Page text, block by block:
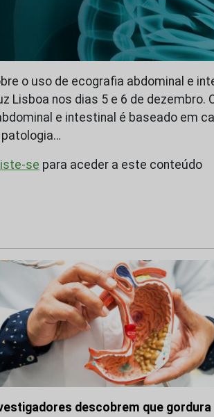
o uso de ecografia abdominal e
Lisboa nos dias 5 e 6 de
e intestinal é baseado em
se para aceder a este conteúdo
descobrem que gordura